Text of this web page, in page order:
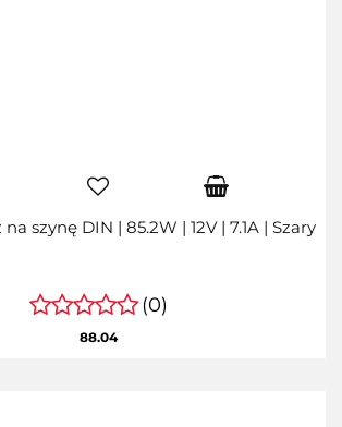
szynę DIN | 85.2W | 12V | 7.1A | Szary
(0)
88.04